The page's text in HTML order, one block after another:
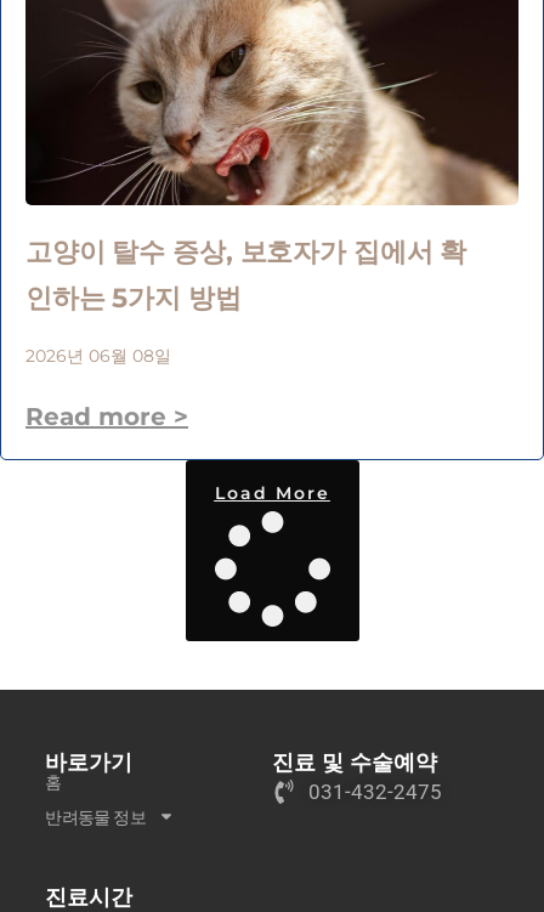
고양이 탈수 증상, 보호자가 집에서 확
인하는 5가지 방법
2026년 06월 08일
Read more >
Load More
바로가기
홈
반려동물 정보
진료 및 수술예약
031-432-2475
진료시간